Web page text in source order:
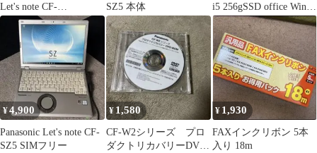
Let's note CF-
SZ6RDYVS
SZ5 本体
i5 256gSSD office Win11
pro
¥4,900
Panasonic Let's note CF-
SZ5 SIMフリー
¥ 1,580
CF-W2シリーズ プロ
ダクトリカバリーDVD-
¥ 1,930
FAXインクリボン 5本
入り 18m